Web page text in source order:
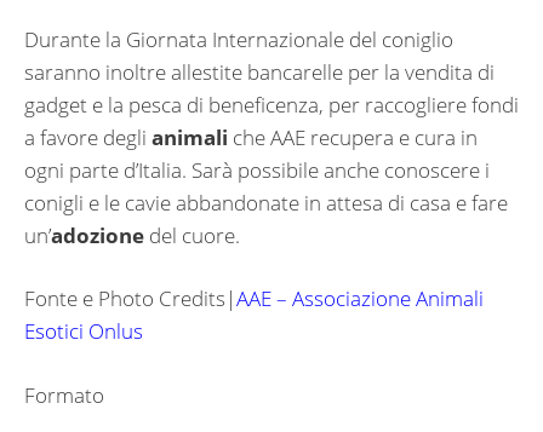
Durante la Giornata Internazionale del coniglio
saranno inoltre allestite bancarelle per la vendita di
gadget e la pesca di beneficenza, per raccogliere fondi
a favore degli animali che AAE recupera e cura in
ogni parte d’Italia. Sarà possibile anche conoscere i
conigli e le cavie abbandonate in attesa di casa e fare
un’adozione del cuore.
Fonte e Photo Credits|AAE – Associazione Animali
Esotici Onlus
Formato